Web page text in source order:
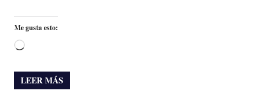
Me gusta esto:
Cargando...
LEER MÁS